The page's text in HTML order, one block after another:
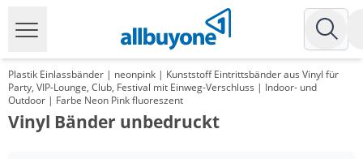
Plastik Einlassbänder | neonpink | Kunststoff Eintrittsbänder aus Vinyl für
Party, VIP-Lounge, Club, Festival mit Einweg-Verschluss | Indoor- und
Outdoor | Farbe Neon Pink fluoreszent
Vinyl Bänder unbedruckt